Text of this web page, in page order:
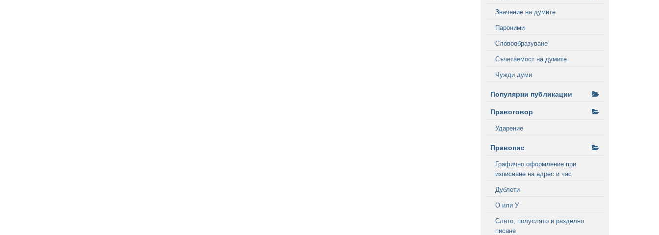
Значение на думите
Пароними
Словообразуване
Съчетаемост на думите
Чужди думи
Популярни публикации
Правоговор
Ударение
Правопис
Графично оформление при
изписване на адрес и час
Дублети
О или У
Слято, полуслято и разделно
писане